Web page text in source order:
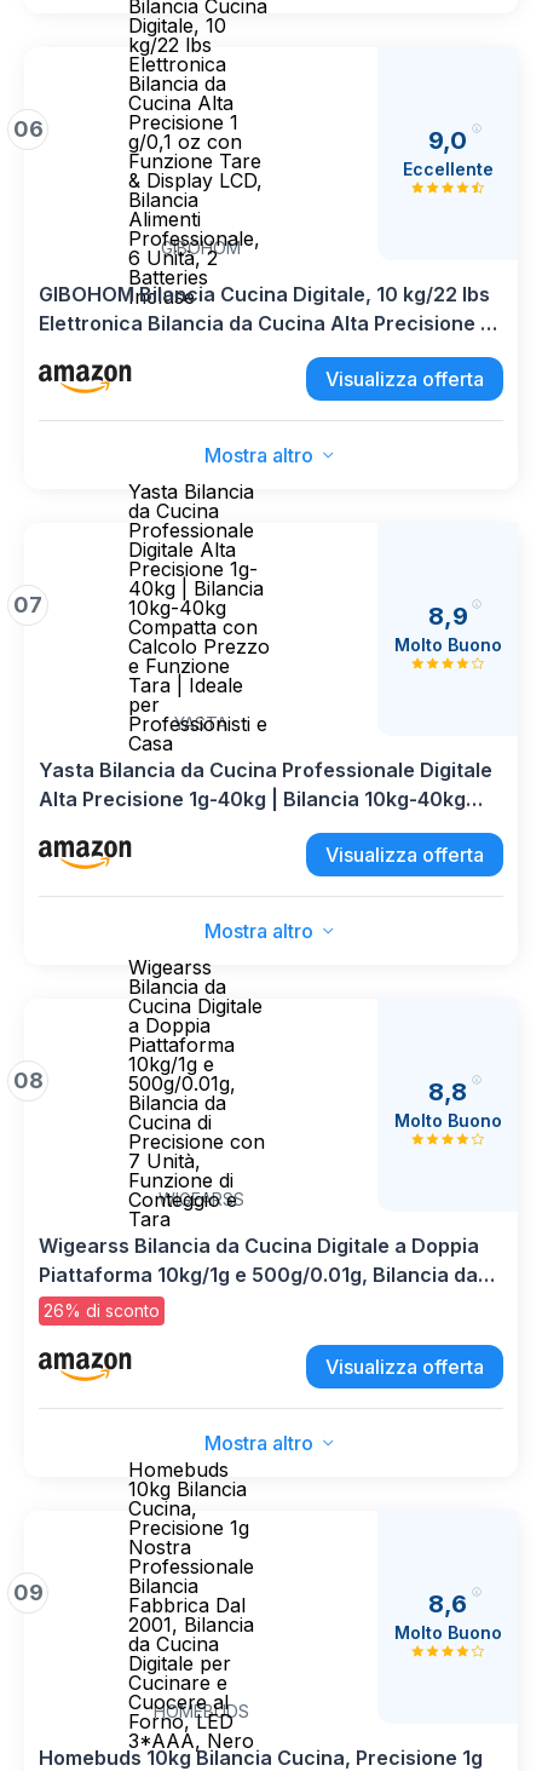
06
Bilancia Cucina
Digitale, 10
kg/22 lbs
Elettronica
Bilancia da
Cucina Alta
Precisione 1
g/0,1 oz con
Funzione Tare
& Display LCD,
Bilancia
Alimenti
Professionale,
6 Unità, 2
Batteries
Incluse
GIBOHOM
9,0
Eccellente
GIBOHOM Bilancia Cucina Digitale, 10 kg/22 lbs
Elettronica Bilancia da Cucina Alta Precisione 1
g/0,1 oz con Funzione Tare & Display LCD,
Bilancia Alimenti Professionale, 6 Unità, 2
Visualizza offerta
Mostra altro
07
Yasta Bilancia
da Cucina
Professionale
Digitale Alta
Precisione 1g-
40kg | Bilancia
10kg-40kg
Compatta con
Calcolo Prezzo
e Funzione
Tara | Ideale
per
Professionisti e
Casa
YASTA
8,9
Molto Buono
Yasta Bilancia da Cucina Professionale Digitale
Alta Precisione 1g-40kg | Bilancia 10kg-40kg
Compatta con Calcolo Prezzo e Funzione Tara |
Ideale per Professionisti e CasaVisualizza offerta
Mostra altro
08
Wigearss
Bilancia da
Cucina Digitale
a Doppia
Piattaforma
10kg/1g e
500g/0.01g,
Bilancia da
Cucina di
Precisione con
7 Unità,
Funzione di
Conteggio e
Tara
WIGEARSS
8,8
Molto Buono
Wigearss Bilancia da Cucina Digitale a Doppia
Piattaforma 10kg/1g e 500g/0.01g, Bilancia da
Cucina di Precisione con 7 Unità, Funzione di
Conteggio e Tara
26% di sconto
Visualizza offerta
Mostra altro
09
Homebuds
10kg Bilancia
Cucina,
Precisione 1g
Nostra
Professionale
Bilancia
Fabbrica Dal
2001, Bilancia
da Cucina
Digitale per
Cucinare e
Cuocere al
Forno, LED
3*AAA, Nero
HOMEBUDS
8,6
Molto Buono
Homebuds 10kg Bilancia Cucina, Precisione 1g